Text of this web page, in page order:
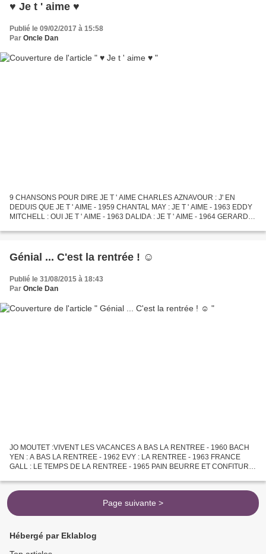
♥ Je t ' aime ♥
Publié le 09/02/2017 à 15:58
Par Oncle Dan
9 CHANSONS POUR DIRE JE T ' AIME CHARLES AZNAVOUR : J' EN
DEDUIS QUE JE T ' AIME - 1959 CHANTAL MAY : JE T ' AIME - 1963 EDDY
MITCHELL : OUI JE T ' AIME - 1963 DALIDA : JE T ' AIME - 1964 GERARD
Génial ... C'est la rentrée ! ☺
Publié le 31/08/2015 à 18:43
Par Oncle Dan
JO MOUTET :VIVENT LES VACANCES A BAS LA RENTREE - 1960 BACH
YEN : A BAS LA RENTREE - 1962 EVY : LA RENTREE - 1963 FRANCE
GALL : LE TEMPS DE LA RENTREE - 1965 PAIN BEURRE ET CONFITURE
RENTREE...
Page suivante >
Hébergé par Eklablog